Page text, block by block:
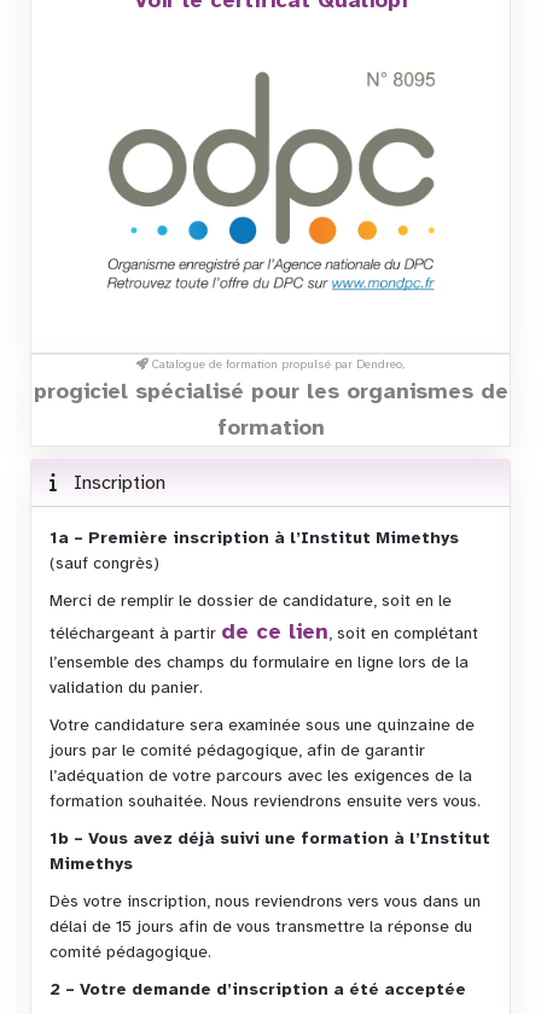
Inscription
1a – Première inscription à l’Institut Mimethys
(sauf congrès)
Merci de remplir le dossier de candidature, soit en le
téléchargeant à partir de ce lien, soit en complétant
l’ensemble des champs du formulaire en ligne lors de la
validation du panier.
Votre candidature sera examinée sous une quinzaine de
jours par le comité pédagogique, afin de garantir
l’adéquation de votre parcours avec les exigences de la
formation souhaitée. Nous reviendrons ensuite vers vous.
1b – Vous avez déjà suivi une formation à l’Institut
Mimethys
Dès votre inscription, nous reviendrons vers vous dans un
délai de 15 jours afin de vous transmettre la réponse du
comité pédagogique.
2 – Votre demande d’inscription a été acceptée
Catalogue de formation propulsé par Dendreo,
progiciel spécialisé pour les organismes de
formation